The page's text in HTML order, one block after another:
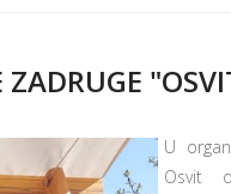
ZADRUGE
U
Osvit